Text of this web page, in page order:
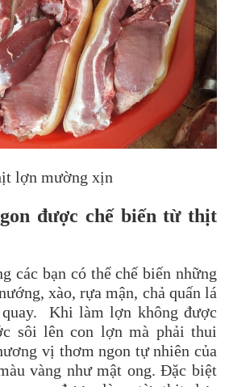
lợn mường xịn
được chế biến từ thịt
các bạn có thể chế biến những
xào, rựa mận, chả quấn lá
Khi làm lợn không được
sôi lên con lợn mà phải thui
vị thơm ngon tự nhiên của
vàng như mật ong. Đặc biệt